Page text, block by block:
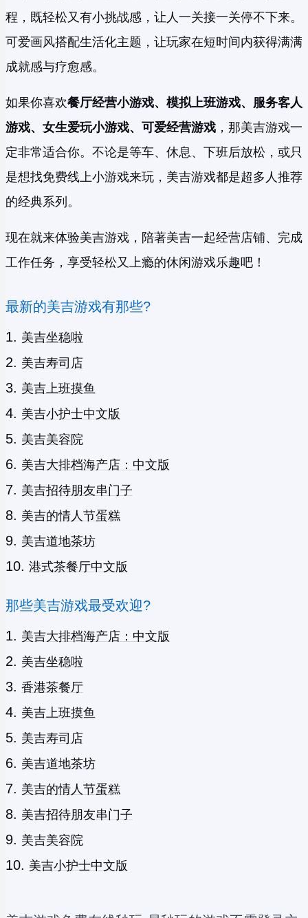
程，既轻松又有小挑战感，让人一关接一关停不下来。
可爱画风搭配生活化主题，让玩家在短时间内获得满满
成就感与疗愈感。
如果你喜欢餐厅经营小游戏、模拟上班游戏、服务客人
游戏、女生爱玩小游戏、可爱经营游戏 ，那美吉游戏一
定非常适合你。不论是等车、休息、下班后放松，或只
是想找免费线上小游戏来玩，美吉游戏都是超多人推荐
的经典系列。
现在就来体验美吉游戏，陪著美吉一起经营店铺、完成
工作任务，享受轻松又上瘾的休闲游戏乐趣吧！
最新的美吉游戏有那些?
美吉坐稳啦
美吉寿司店
美吉上班摸鱼
美吉小护士中文版
美吉美容院
美吉大排档海产店：中文版
美吉招待朋友串门子
美吉的情人节蛋糕
美吉道地茶坊
港式茶餐厅中文版
那些美吉游戏最受欢迎?
美吉大排档海产店：中文版
美吉坐稳啦
香港茶餐厅
美吉上班摸鱼
美吉寿司店
美吉道地茶坊
美吉的情人节蛋糕
美吉招待朋友串门子
美吉美容院
美吉小护士中文版